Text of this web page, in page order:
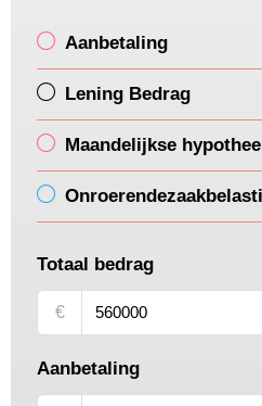
Aanbetaling
Lening Bedrag
Maandelijkse
Totaal bedrag
€
Aanbetaling